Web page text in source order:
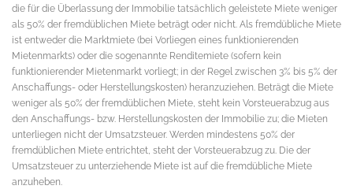
die für die Überlassung der Immobilie tatsächlich geleistete Miete weniger
als 50% der fremdüblichen Miete beträgt oder nicht. Als fremdübliche Miete
ist entweder die Marktmiete (bei Vorliegen eines funktionierenden
Mietenmarkts) oder die sogenannte Renditemiete (sofern kein
funktionierender Mietenmarkt vorliegt; in der Regel zwischen 3% bis 5% der
Anschaffungs- oder Herstellungskosten) heranzuziehen. Beträgt die Miete
weniger als 50% der fremdüblichen Miete, steht kein Vorsteuerabzug aus
den Anschaffungs- bzw. Herstellungskosten der Immobilie zu; die Mieten
unterliegen nicht der Umsatzsteuer. Werden mindestens 50% der
fremdüblichen Miete entrichtet, steht der Vorsteuerabzug zu. Die der
Umsatzsteuer zu unterziehende Miete ist auf die fremdübliche Miete
anzuheben.